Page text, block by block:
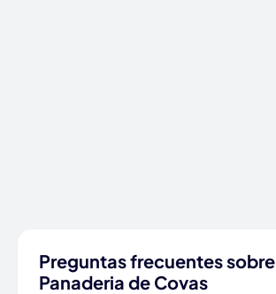
Preguntas frecuentes sobre
Panaderia de Covas